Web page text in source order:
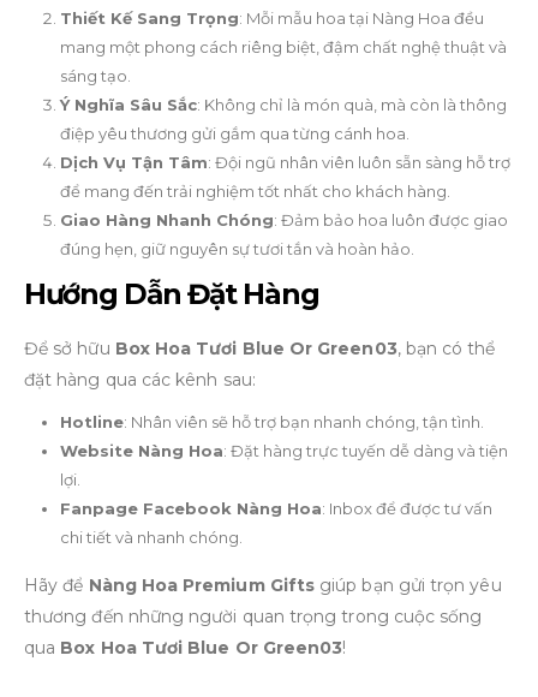
Thiết Kế Sang Trọng: Mỗi mẫu hoa tại Nàng Hoa đều
mang một phong cách riêng biệt, đậm chất nghệ thuật và
sáng tạo.
Ý Nghĩa Sâu Sắc: Không chỉ là món quà, mà còn là thông
điệp yêu thương gửi gắm qua từng cánh hoa.
Dịch Vụ Tận Tâm: Đội ngũ nhân viên luôn sẵn sàng hỗ trợ
để mang đến trải nghiệm tốt nhất cho khách hàng.
Giao Hàng Nhanh Chóng: Đảm bảo hoa luôn được giao
đúng hẹn, giữ nguyên sự tươi tắn và hoàn hảo.
Hướng Dẫn Đặt Hàng
Để sở hữu Box Hoa Tươi Blue Or Green03, bạn có thể
đặt hàng qua các kênh sau:
Hotline: Nhân viên sẽ hỗ trợ bạn nhanh chóng, tận tình.
Website Nàng Hoa: Đặt hàng trực tuyến dễ dàng và tiện
lợi.
Fanpage Facebook Nàng Hoa: Inbox để được tư vấn
chi tiết và nhanh chóng.
Hãy để Nàng Hoa Premium Gifts giúp bạn gửi trọn yêu
thương đến những người quan trọng trong cuộc sống
qua Box Hoa Tươi Blue Or Green03!